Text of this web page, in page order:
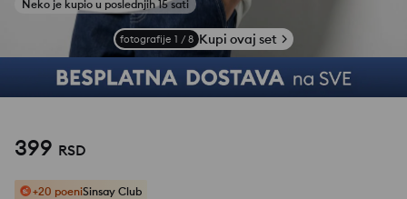
fotografije 1 / 8 Kupi ovaj set
399 RSD
+20 poeniSinsay Club